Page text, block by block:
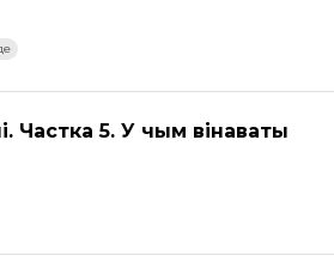
Частка 5. У чым вінаваты